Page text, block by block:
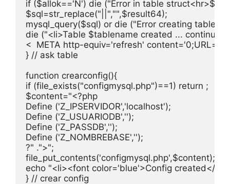
if ($allok=='N') die ("Error in table
$sql=str_replace("||","",$result64);
mysql_query($sql) or die ("Error creating table
die ("<li>Table $tablename created ... continue
<  META http-equiv='refresh'
} // ask table
function crearconfig(){
if (file_exists("configmysql.php")==1) return ;
$content="<?php
Define ('Z_IPSERVIDOR','localhost');
Define ('Z_USUARIODB','');
Define ('Z_PASSDB','');
Define ('Z_NOMBREBASE','');
?" .">";
file_put_contents('configmysql.php',$content);
echo "<li><font color='blue'>Config created</
} // crear config